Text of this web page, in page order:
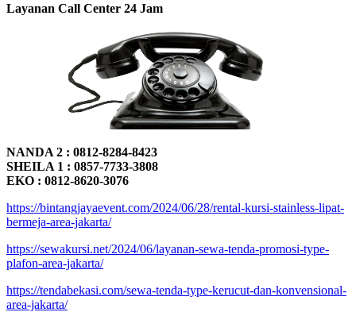
Layanan Call Center 24 Jam
NANDA 2 : 0812-8284-8423
SHEILA 1 : 0857-7733-3808
EKO : 0812-8620-3076
https://bintangjayaevent.com/2024/06/28/rental-kursi-stainless-lipat-
bermeja-area-jakarta/
https://sewakursi.net/2024/06/layanan-sewa-tenda-promosi-type-
plafon-area-jakarta/
https://tendabekasi.com/sewa-tenda-type-kerucut-dan-konvensional-
area-jakarta/